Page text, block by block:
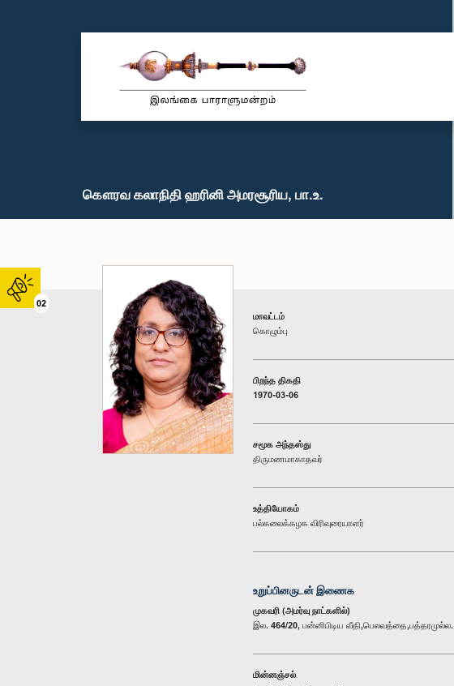
02
கௌரவ கலாநிதி ஹரினி அமரசூரிய, பா.உ.
மாவட்டம்
கொழும்பு
பிறந்த திகதி
1970-03-06
சமூக அந்தஸ்து
திருமணமாகாதவர்
உத்தியோகம்
பல்கலைக்கழக விரிவுரையாளர்
உறுப்பினருடன் இணைக
முகவரி (அமர்வு நாட்களில்)
இல. 464/20, பன்னிபிடிய வீதி,பெலவத்தை,பத்தரமுல்ல.
மின்னஞ்சல்